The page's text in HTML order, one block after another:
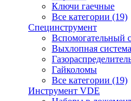
Ключи гаечные
Все категории (19)
Специнструмент
Вспомогательный
Выхлопная система
Гайколомы
Все категории (19)
Инструмент VDE